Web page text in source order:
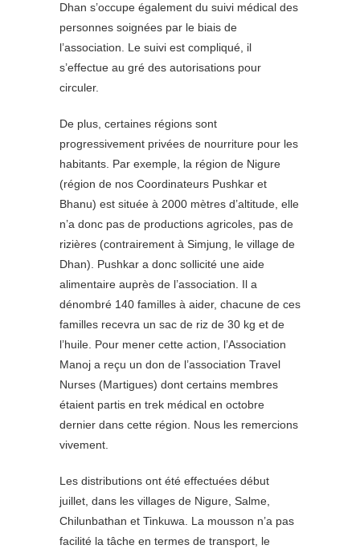
Dhan s’occupe également du suivi médical des
personnes soignées par le biais de
l’association. Le suivi est compliqué, il
s’effectue au gré des autorisations pour
circuler.
De plus, certaines régions sont
progressivement privées de nourriture pour les
habitants. Par exemple, la région de Nigure
(région de nos Coordinateurs Pushkar et
Bhanu) est située à 2000 mètres d’altitude, elle
n’a donc pas de productions agricoles, pas de
rizières (contrairement à Simjung, le village de
Dhan). Pushkar a donc sollicité une aide
alimentaire auprès de l’association. Il a
dénombré 140 familles à aider, chacune de ces
familles recevra un sac de riz de 30 kg et de
l’huile. Pour mener cette action, l’Association
Manoj a reçu un don de l’association Travel
Nurses (Martigues) dont certains membres
étaient partis en trek médical en octobre
dernier dans cette région. Nous les remercions
vivement.
Les distributions ont été effectuées début
juillet, dans les villages de Nigure, Salme,
Chilunbathan et Tinkuwa. La mousson n’a pas
facilité la tâche en termes de transport, le